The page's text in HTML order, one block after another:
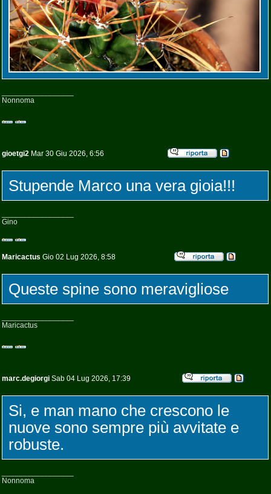
Nonnoma
gioetgi2 Mar 30 Giu 2026, 6:56
Stupende Marco una vera gioia!!!
Gino
Maricactus Gio 02 Lug 2026, 8:58
Queste spine sono meravigliose
Maricactus
marc.degiorgi Sab 04 Lug 2026, 17:39
Si, e man mano che crescono le
nuove sono sempre più avvitate e
robuste.
Nonnoma